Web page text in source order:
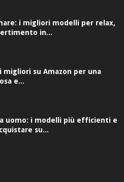
i migliori modelli per relax,
in...
migliori su Amazon per una
e...
uomo: i modelli più efficienti e
su...